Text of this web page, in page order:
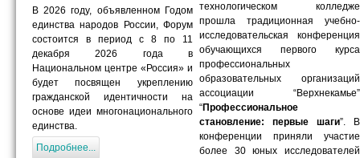
В 2026 году, объявленном Годом
единства народов России, Форум
состоится в период с 8 по 11
декабря 2026 года в
Национальном центре «Россия» и
будет посвящен укреплению
гражданской идентичности на
основе идеи многонационального
единства.
Подробнее...
технологическом колледже
прошла традиционная учебно-
исследовательская конференция
обучающихся первого курса
профессиональных
образовательных организаций
ассоциации “Верхнекамье”
“Профессиональное
становление: первые шаги”. В
конференции приняли участие
более 30 юных исследователей